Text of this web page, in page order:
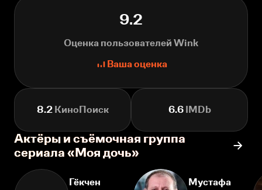
9.2
Оценка пользователей Wink
Ваша оценка
8.2КиноПоиск 6.6IMDb
Актёры и съёмочная группа
сериала «Моя дочь»
Гёкчен
Мустафа